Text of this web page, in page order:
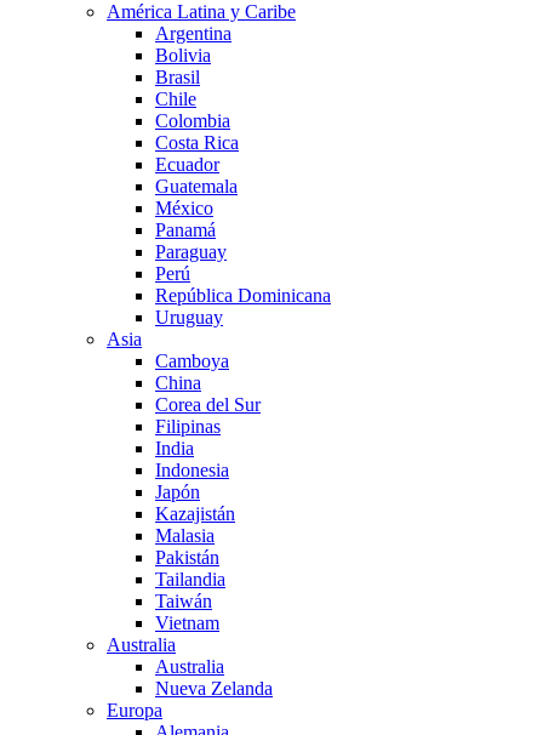
América Latina y Caribe
Argentina
Bolivia
Brasil
Chile
Colombia
Costa Rica
Ecuador
Guatemala
México
Panamá
Paraguay
Perú
República Dominicana
Uruguay
Asia
Camboya
China
Corea del Sur
Filipinas
India
Indonesia
Japón
Kazajistán
Malasia
Pakistán
Tailandia
Taiwán
Vietnam
Australia
Australia
Nueva Zelanda
Europa